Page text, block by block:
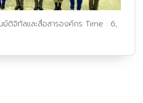
ย์ดิจิทัลและสื่อสารองค์กร Time : 6,